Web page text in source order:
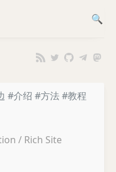
#介绍 #方法#教程
/ Rich Site